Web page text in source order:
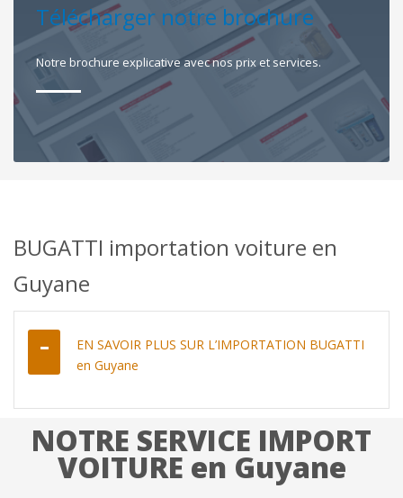
Télécharger notre brochure
Notre brochure explicative avec nos prix et services.
BUGATTI importation voiture en
Guyane
EN SAVOIR PLUS SUR L’IMPORTATION BUGATTI
en Guyane
NOTRE SERVICE IMPORT
VOITURE en Guyane